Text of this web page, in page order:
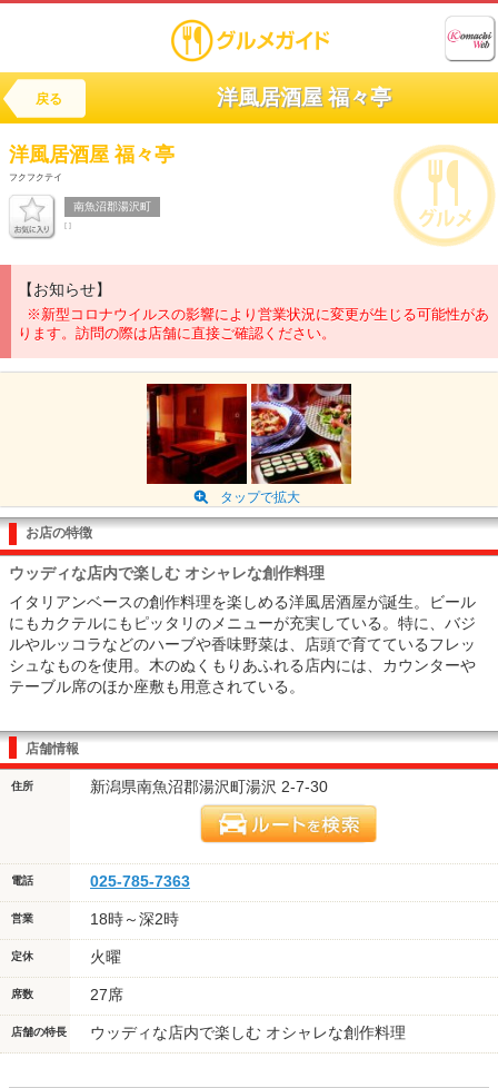
戻る 洋風居酒屋 福々亭
洋風居酒屋 福々亭
フクフクテイ
南魚沼郡湯沢町
[ ]
【お知らせ】
※新型コロナウイルスの影響により営業状況に変更が生じる可能性があ
ります。訪問の際は店舗に直接ご確認ください。
タップで拡大
お店の特徴
ウッディな店内で楽しむ オシャレな創作料理
イタリアンベースの創作料理を楽しめる洋風居酒屋が誕生。ビール
にもカクテルにもピッタリのメニューが充実している。特に、バジ
ルやルッコラなどのハーブや香味野菜は、店頭で育てているフレッ
シュなものを使用。木のぬくもりあふれる店内には、カウンターや
テーブル席のほか座敷も用意されている。
店舗情報
住所 新潟県南魚沼郡湯沢町湯沢 2-7-30
電話 025-785-7363
営業 18時～深2時
定休 火曜
席数 27席
店舗の特長 ウッディな店内で楽しむ オシャレな創作料理